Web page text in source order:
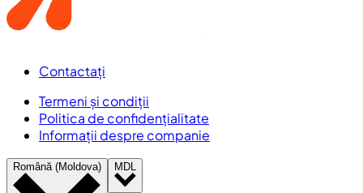
Contactați
Termeni și condiții
Politica de confidențialitate
Informații despre companie
Română (Moldova) MDL